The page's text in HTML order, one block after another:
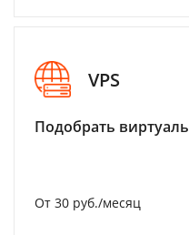
VPS
Подобрать
От 30 руб./месяц